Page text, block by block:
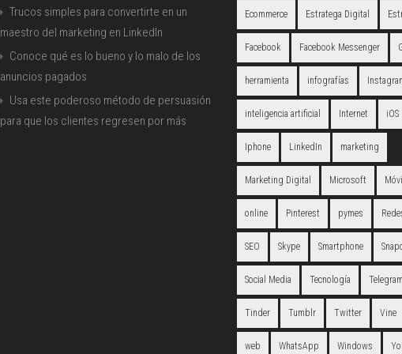
Trucos simples para convertirte en un
maestro del marketing en LinkedIn
Conoce qué es lo bueno y lo malo de los
anuncios pagados
Usa este poderoso método de persuasión
para que los clientes regresen por más
Ecommerce Estratega Digital
Facebook Facebook Messenger
herramienta infografías
inteligencia artificial Internet iOS
Iphone LinkedIn marketing
Marketing Digital Microsoft Móvil
online Pinterest pymes
SEO Skype Smartphone
Social Media Tecnología Telegram
Tinder Tumblr Twitter Vine
web WhatsApp Windows